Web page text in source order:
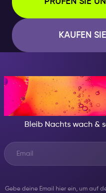
KAUFEN
IN DER
Bleib Nachts wach &
Gebe deine Email hier ein, um auf